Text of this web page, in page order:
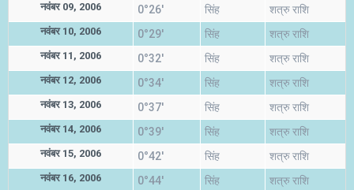
नवंबर 09, 2006 0°26' सिंह शत्रु राशि
नवंबर 10, 2006 0°29' सिंह शत्रु राशि
नवंबर 11, 2006 0°32' सिंह शत्रु राशि
नवंबर 12, 2006 0°34' सिंह शत्रु राशि
नवंबर 13, 2006 0°37' सिंह शत्रु राशि
नवंबर 14, 2006 0°39' सिंह शत्रु राशि
नवंबर 15, 2006 0°42' सिंह शत्रु राशि
नवंबर 16, 2006 0°44' सिंह शत्रु राशि